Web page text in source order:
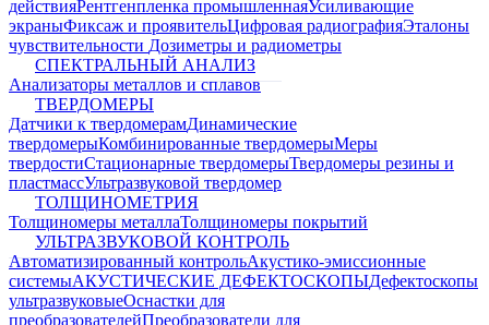
действияРентгенпленка промышленнаяУсиливающие
экраныФиксаж и проявительЦифровая радиографияЭталоны
чувствительности Дозиметры и радиометры
СПЕКТРАЛЬНЫЙ АНАЛИЗ
Анализаторы металлов и сплавов
ТВЕРДОМЕРЫ
Датчики к твердомерамДинамические
твердомерыКомбинированные твердомерыМеры
твердостиСтационарные твердомерыТвердомеры резины и
пластмассУльтразвуковой твердомер
ТОЛЩИНОМЕТРИЯ
Толщиномеры металлаТолщиномеры покрытий
УЛЬТРАЗВУКОВОЙ КОНТРОЛЬ
Автоматизированный контрольАкустико-эмиссионные
системыАКУСТИЧЕСКИЕ ДЕФЕКТОСКОПЫДефектоскопы
ультразвуковыеОснастки для
преобразователейПреобразователи для